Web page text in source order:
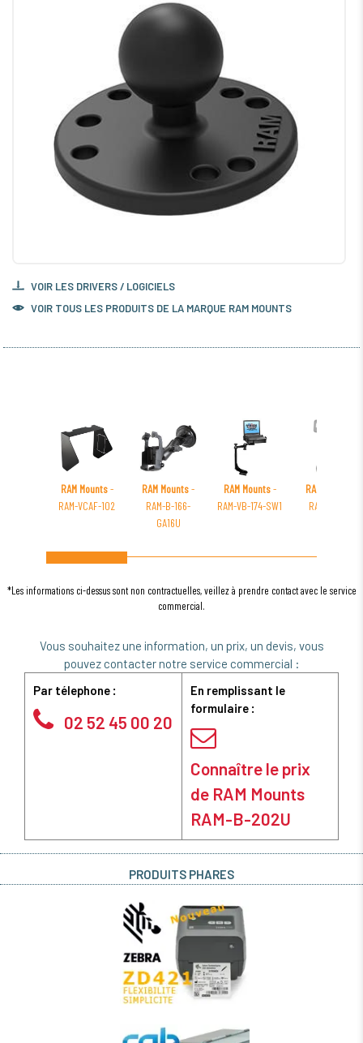
VOIR LES DRIVERS / LOGICIELS
VOIR TOUS LES PRODUITS DE LA MARQUE RAM MOUNTS
RAM Mounts-
RAM-VCAF-102
RAM Mounts-
RAM-B-166-
GA16U
RAM Mounts-
RAM-VB-174-SW1
RAM Mounts
RAM-B-108-
*Les informations ci-dessus sont non contractuelles, veillez à prendre contact avec le service
commercial.
Vous souhaitez une information, un prix, un devis, vous
pouvez contacter notre service commercial :
Par télephone :
02 52 45 00 20
En remplissant le
formulaire :
Connaître le prix
de RAM Mounts
RAM-B-202U
PRODUITS PHARES